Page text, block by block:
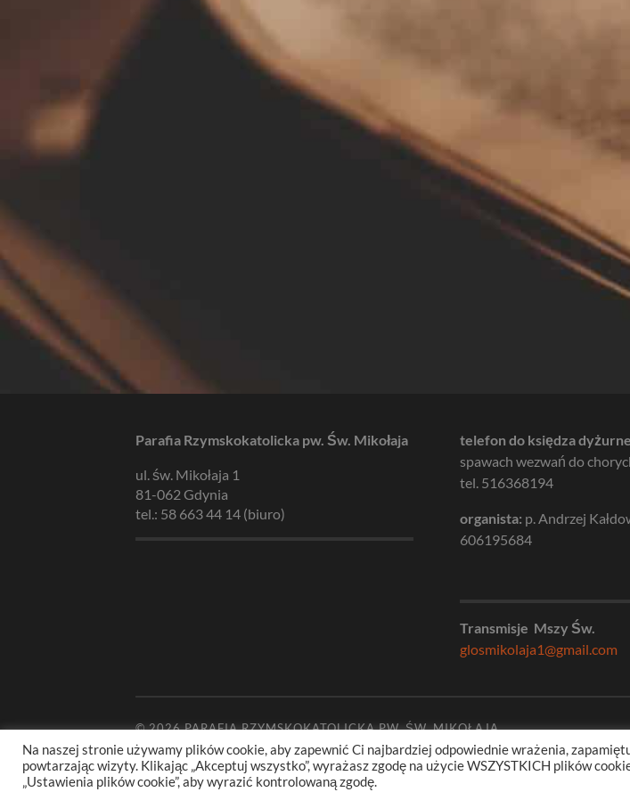
Parafia Rzymskokatolicka pw. Św. Mikołaja
ul. św. Mikołaja 1
81-062 Gdynia
tel.: 58 663 44 14 (biuro)
telefon do księdza
spawach wezwań do
tel. 516368194
organista: p. Andrzej
606195684
Transmisje Mszy Św.
glosmikolaja1@gmail.com
© 2026PARAFIA RZYMSKOKATOLICKA PW. ŚW. MIKOŁAJA
Na naszej stronie używamy plików cookie, aby zapewnić Ci najbardziej odpowiednie wrażenia,
powtarzając wizyty. Klikając „Akceptuj wszystko”, wyrażasz zgodę na użycie WSZYSTKICH plików
„Ustawienia plików cookie”, aby wyrazić kontrolowaną zgodę.